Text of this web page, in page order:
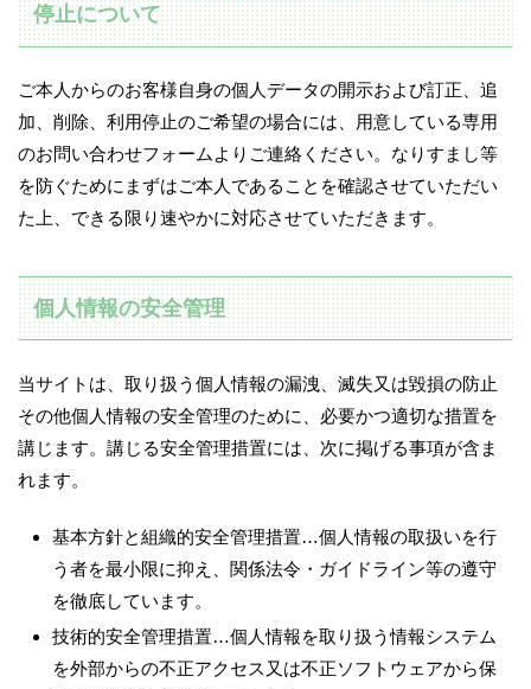
停止について
ご本人からのお客様自身の個人データの開示および訂正、追
加、削除、利用停止のご希望の場合には、用意している専用
のお問い合わせフォームよりご連絡ください。なりすまし等
を防ぐためにまずはご本人であることを確認させていただい
た上、できる限り速やかに対応させていただきます。
個人情報の安全管理
当サイトは、取り扱う個人情報の漏洩、滅失又は毀損の防止
その他個人情報の安全管理のために、必要かつ適切な措置を
講じます。講じる安全管理措置には、次に掲げる事項が含ま
れます。
基本方針と組織的安全管理措置…個人情報の取扱いを行
う者を最小限に抑え、関係法令・ガイドライン等の遵守
を徹底しています。
技術的安全管理措置…個人情報を取り扱う情報システム
を外部からの不正アクセス又は不正ソフトウェアから保